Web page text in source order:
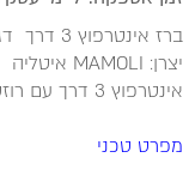
ברז אינטרפוץ 3 דרך דגם ACQUACHIARA 3060
יצרן: MAMOLI איטליה
אינטרפוץ 3 דרך עם רוזטה עגולה 110 מ"מ
מפרט טכני